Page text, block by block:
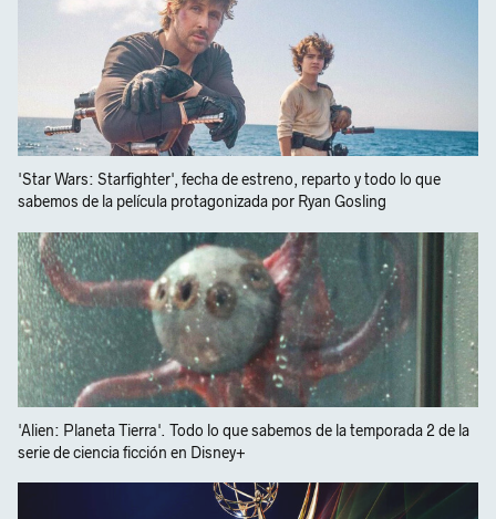
'Star Wars: Starfighter', fecha de estreno, reparto y todo lo que
sabemos de la película protagonizada por Ryan Gosling
'Alien: Planeta Tierra'. Todo lo que sabemos de la temporada 2 de la
serie de ciencia ficción en Disney+